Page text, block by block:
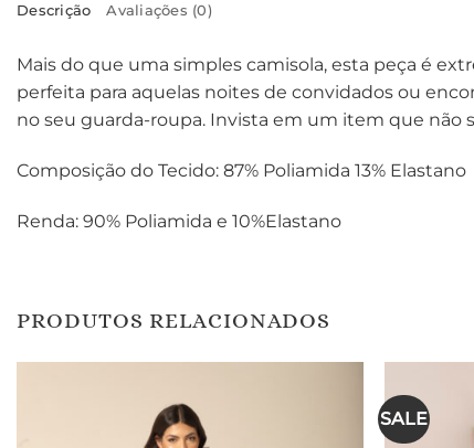
Descrição Avaliações (0)
Mais do que uma simples camisola, esta peça é
perfeita para aquelas noites de convidados ou
no seu guarda-roupa. Invista em um item que não
Composição do Tecido: 87% Poliamida 13% Elastano
Renda: 90% Poliamida e 10%Elastano
PRODUTOS RELACIONADOS
SALE